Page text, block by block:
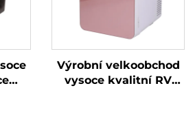
Výrobní velkoobchod
vysoce kvalitní RV